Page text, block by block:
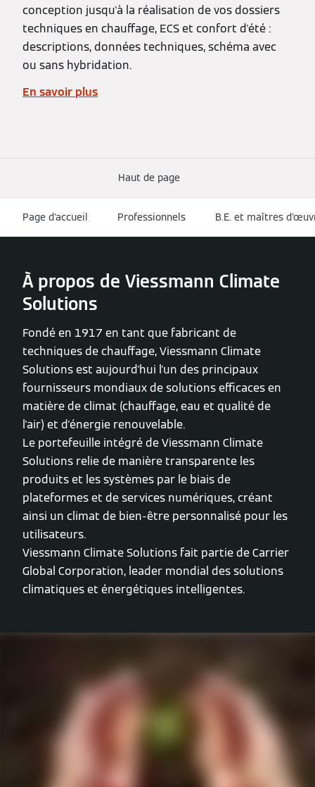
conception jusqu'à la réalisation de vos dossiers
techniques en chauffage, ECS et confort d'été :
descriptions, données techniques, schéma avec
ou sans hybridation.
En savoir plus
Haut de page
Page d'accueil Professionnels B.E. et maîtres
À propos de Viessmann Climate
Solutions
Fondé en 1917 en tant que fabricant de
techniques de chauffage, Viessmann Climate
Solutions est aujourd'hui l'un des principaux
fournisseurs mondiaux de solutions efficaces en
matière de climat (chauffage, eau et qualité de
l'air) et d'énergie renouvelable.
Le portefeuille intégré de Viessmann Climate
Solutions relie de manière transparente les
produits et les systèmes par le biais de
plateformes et de services numériques, créant
ainsi un climat de bien-être personnalisé pour les
utilisateurs.
Viessmann Climate Solutions fait partie de Carrier
Global Corporation, leader mondial des solutions
climatiques et énergétiques intelligentes.